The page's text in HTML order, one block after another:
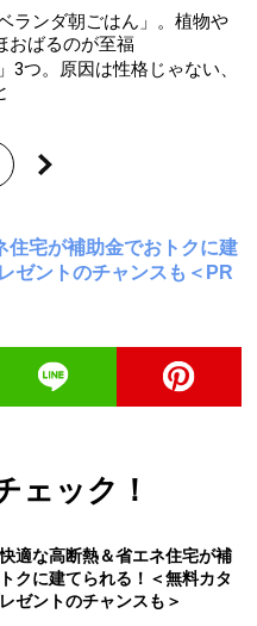
ランダ朝ごはん」。植物や
おばるのが至福
つ。原因は性格じゃない、
住宅が補助金でおトクに建
ゼントのチャンスも＜PR
ェック！
適な高断熱＆省エネ住宅が補
クに建てられる！＜無料カタ
ゼントのチャンスも＞